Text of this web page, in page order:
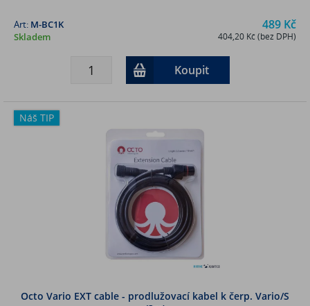
489 Kč
404,20 Kč (bez DPH)
Art: M-BC1K
Skladem
Koupit
Náš TIP
Octo Vario EXT cable - prodlužovací kabel k čerp. Vario/S